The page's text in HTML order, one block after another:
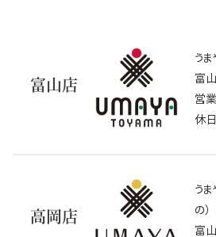
富山店
う
富
営
休
高岡店
う
の）
富